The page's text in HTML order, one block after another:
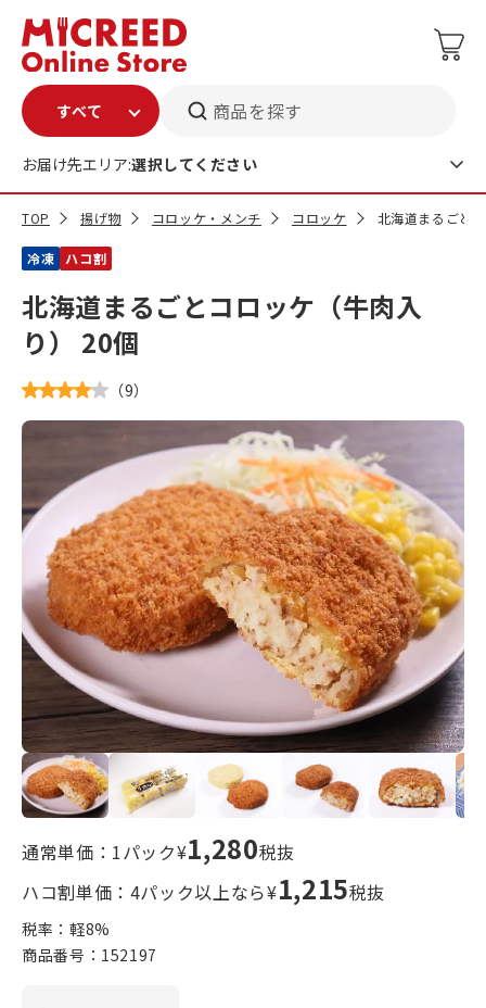
商品を探す
お届け先エリア:選択してください
TOP 揚げ物 コロッケ・メンチ コロッケ 北海道まるごと
冷凍 ハコ割
北海道まるごとコロッケ（牛肉入
り） 20個
（9）
通常単価：1パック¥1,280税抜
ハコ割単価：4パック以上なら¥1,215税抜
税率：軽8%
商品番号： 152197